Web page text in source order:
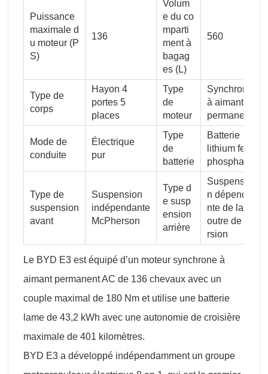
Puissance
maximale d
u moteur (P
S)
136
Volum
e du co
mparti
ment à
bagag
es (L)
560
Type de
corps
Hayon 4
portes 5
places
Type
de
moteur
Synchrone
à aimant
permanent
Mode de
conduite
Électrique
pur
Type
de
batterie
Batterie
lithium fer
phosphate
Type de
suspension
avant
Suspension
indépendante
McPherson
Type d
e susp
ension
arrière
Suspensio
n dépenda
nte de la p
outre de to
rsion
Le BYD E3 est équipé d’un moteur synchrone à
aimant permanent AC de 136 chevaux avec un
couple maximal de 180 Nm et utilise une batterie
lame de 43,2 kWh avec une autonomie de croisière
maximale de 401 kilomètres.
BYD E3 a développé indépendamment un groupe